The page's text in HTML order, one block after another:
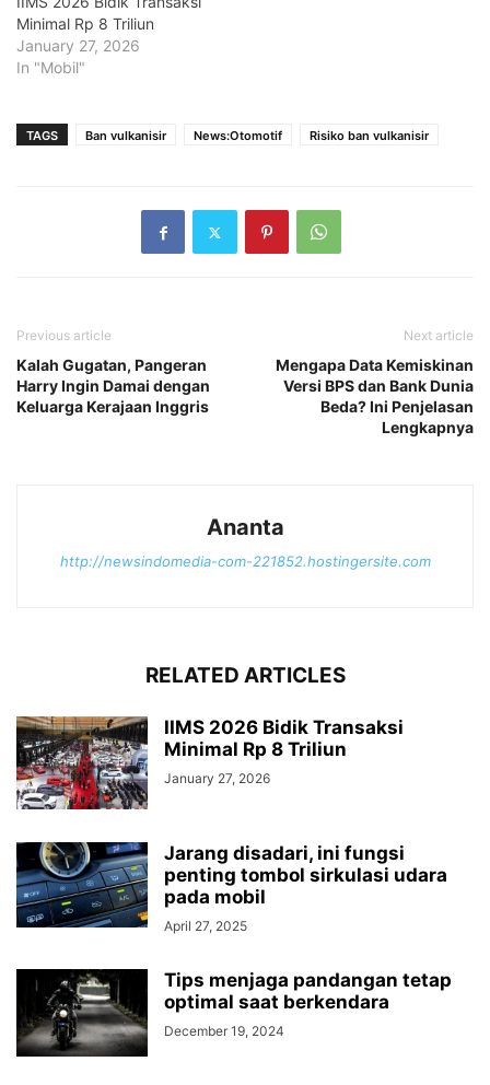
Minimal Rp 8 Triliun
January 27, 2026
In "Mobil"
TAGS Ban vulkanisir News:Otomotif Risiko ban vulkanisir
Previous article
Kalah Gugatan, Pangeran
Harry Ingin Damai dengan
Keluarga Kerajaan Inggris
Next article
Mengapa Data Kemiskinan
Versi BPS dan Bank Dunia
Beda? Ini Penjelasan
Lengkapnya
Ananta
http://newsindomedia-com-221852.hostingersite.com
RELATED ARTICLES
IIMS 2026 Bidik Transaksi
Minimal Rp 8 Triliun
January 27, 2026
Jarang disadari, ini fungsi
penting tombol sirkulasi udara
pada mobil
April 27, 2025
Tips menjaga pandangan tetap
optimal saat berkendara
December 19, 2024